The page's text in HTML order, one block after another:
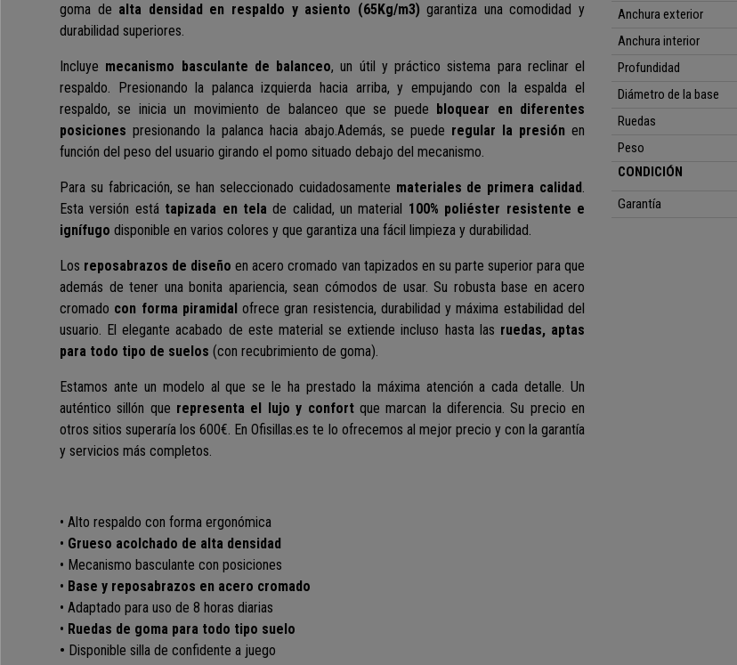
goma de alta densidad en respaldo y asiento (65Kg/m3) garantiza una comodidad y
durabilidad superiores.
Incluye mecanismo basculante de balanceo, un útil y práctico sistema para reclinar el
respaldo. Presionando la palanca izquierda hacia arriba, y empujando con la espalda el
respaldo, se inicia un movimiento de balanceo que se puede
bloquear en diferentes
posiciones presionando la palanca hacia abajo.Además, se puede regular la presión en
función del peso del usuario girando el pomo situado debajo del mecanismo.
Para su fabricación, se han seleccionado cuidadosamente materiales de primera calidad .
Esta versión está tapizada en tela de calidad, un material 100% poliéster resistente e
ignífugo disponible en varios colores y que garantiza una fácil limpieza y durabilidad.
Los reposabrazos de diseño en acero cromado van tapizados en su parte superior para que
además de tener una bonita apariencia, sean cómodos de usar. Su robusta base en acero
cromado con forma piramidal ofrece gran resistencia, durabilidad y máxima estabilidad del
usuario. El elegante acabado de este material se extiende incluso hasta las ruedas, aptas
para todo tipo de suelos (con recubrimiento de goma).
Estamos ante un modelo al que se le ha prestado la máxima atención a cada detalle. Un
auténtico sillón que representa el lujo y confortque marcan la diferencia. Su precio en
otros sitios superaría los 600€. En Ofisillas.es te lo ofrecemos al mejor precio y con la garantía
y servicios más completos.
• Alto respaldo con forma ergonómica
• Grueso acolchado de alta densidad
• Mecanismo basculante con posiciones
• Base y reposabrazos en acero cromado
• Adaptado para uso de 8 horas diarias
• Ruedas de goma para todo tipo suelo
• Disponible silla de confidente a juego
Anchura exterior
Anchura interior
Profundidad
Diámetro de la base
Ruedas
Peso
CONDICIÓN
Garantía